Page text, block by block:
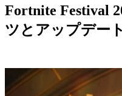
Fortnite Festival
ツとアップデート